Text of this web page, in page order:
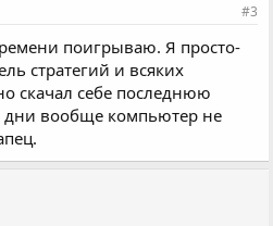
#3
поигрываю. Я просто-
стратегий и всяких
скачал себе последнюю
вообще компьютер не